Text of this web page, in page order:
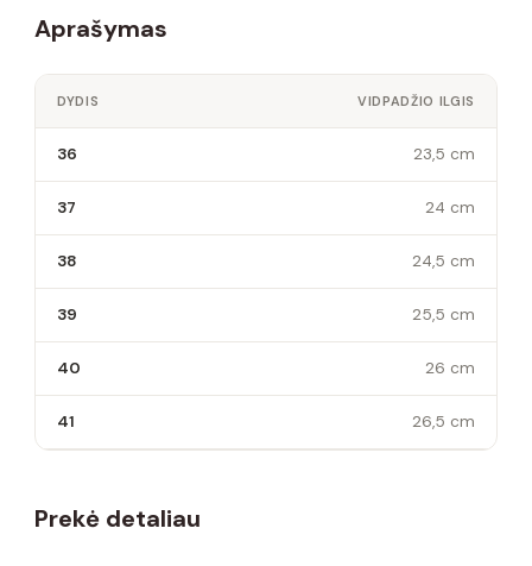
Aprašymas
DYDIS VIDPADŽIO ILGIS
36 23,5 cm
37 24 cm
38 24,5 cm
39 25,5 cm
40 26 cm
41 26,5 cm
Prekė detaliau